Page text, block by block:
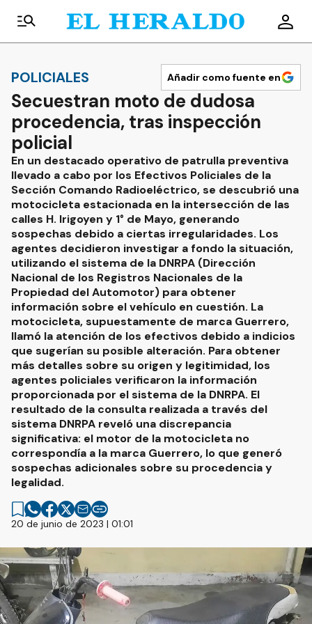
POLICIALES Añadir como fuente en
Secuestran moto de dudosa
procedencia, tras inspección
policial
En un destacado operativo de patrulla preventiva
llevado a cabo por los Efectivos Policiales de la
Sección Comando Radioeléctrico, se descubrió una
motocicleta estacionada en la intersección de las
calles H. Irigoyen y 1° de Mayo, generando
sospechas debido a ciertas irregularidades. Los
agentes decidieron investigar a fondo la situación,
utilizando el sistema de la DNRPA (Dirección
Nacional de los Registros Nacionales de la
Propiedad del Automotor) para obtener
información sobre el vehículo en cuestión. La
motocicleta, supuestamente de marca Guerrero,
llamó la atención de los efectivos debido a indicios
que sugerían su posible alteración. Para obtener
más detalles sobre su origen y legitimidad, los
agentes policiales verificaron la información
proporcionada por el sistema de la DNRPA. El
resultado de la consulta realizada a través del
sistema DNRPA reveló una discrepancia
significativa: el motor de la motocicleta no
correspondía a la marca Guerrero, lo que generó
sospechas adicionales sobre su procedencia y
legalidad.
20 de junio de 2023 | 01:01